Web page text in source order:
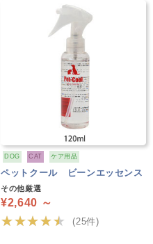
DOG CAT ケア用品
ペットクール ビーンエッセンス
その他厳選
¥2,640 ～
★★★★★ (25件)